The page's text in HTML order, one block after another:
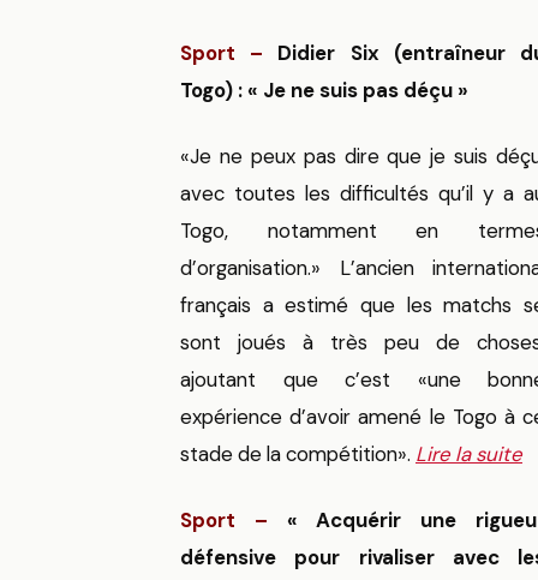
Sport –
Didier Six (entraîneur
Togo) : « Je ne suis pas déçu »
«Je ne peux pas dire que je suis
avec toutes les difficultés qu’il y a
Togo, notamment en
d’organisation.» L’ancien
français a estimé que les matchs
sont joués à très peu de
ajoutant que c’est «une
expérience d’avoir amené le Togo à
stade de la compétition». Lire la suite
Sport –
« Acquérir une
défensive pour rivaliser avec